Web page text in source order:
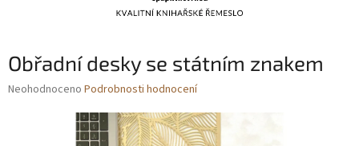
Obřadní desky se státním znakem
Průměrné
Neohodnoceno Podrobnosti hodnocení